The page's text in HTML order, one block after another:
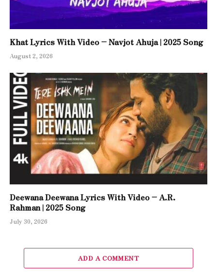
Khat Lyrics With Video – Navjot Ahuja | 2025 Song
August 2, 2026
Deewana Deewana Lyrics With Video – A.R.
Rahman | 2025 Song
July 30, 2026
ADD A COMMENT